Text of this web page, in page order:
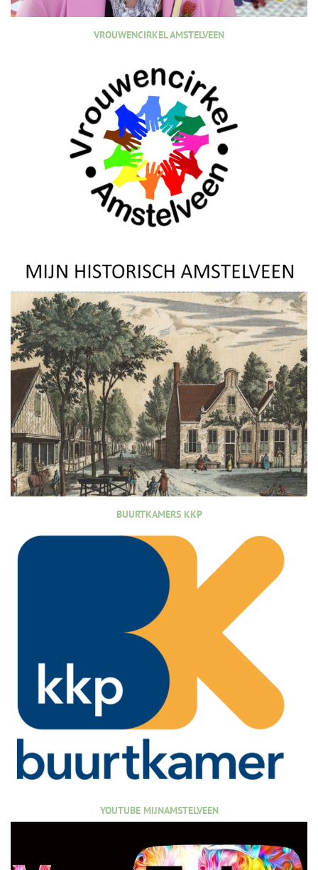
VROUWENCIRKEL AMSTELVEEN
BUURTKAMERS KKP
YOUTUBE MIJNAMSTELVEEN